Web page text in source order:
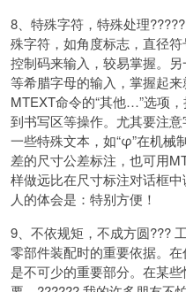
8、特殊字符，特殊处理
殊字符，如角度标志，直径
控制码来输入，较易掌握。另
等希腊字母的输入，掌握起
MTEXT命令的“其他…”选项
到书写区等操作。尤其要注
一些特殊文本，如“φ”在机械
差的尺寸公差标注，也可用
样做远比在尺寸标注对话框
人的体会是：特别方便！
9、不依规矩，不成方圆???
零部件装配时的重要依据。
是不可少的重要部分。在某